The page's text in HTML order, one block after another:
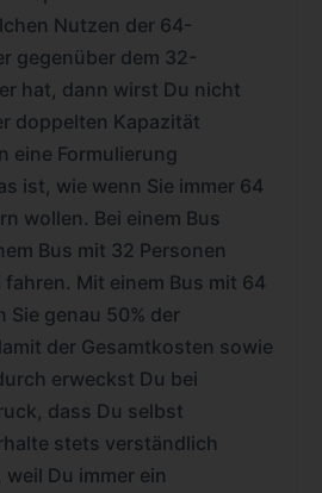
Nutzen der 64-
gegenüber dem 32-
hat, dann wirst Du nicht
doppelten Kapazität
eine Formulierung
ist, wie wenn Sie immer 64
wollen. Bei einem Bus
Bus mit 32 Personen
fahren. Mit einem Bus mit 64
Sie genau 50% der
der Gesamtkosten sowie
erweckst Du bei
dass Du selbst
stets verständlich
Du immer ein